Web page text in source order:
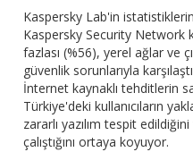
Kaspersky Lab'in
Kaspersky Security Network
fazlası (%56), yerel ağlar ve
güvenlik sorunlarıyla
İnternet kaynaklı tehditlerin
Türkiye'deki kullanıcıların
zararlı yazılım tespit
çalıştığını ortaya koyuyor.